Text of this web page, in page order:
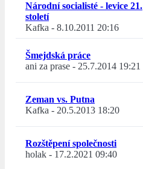
Národní socialisté - levice 21.
století
Kafka - 8.10.2011 20:16
Šmejdská práce
ani za prase - 25.7.2014 19:21
Zeman vs. Putna
Kafka - 20.5.2013 18:20
Rozštěpení společnosti
holak - 17.2.2021 09:40